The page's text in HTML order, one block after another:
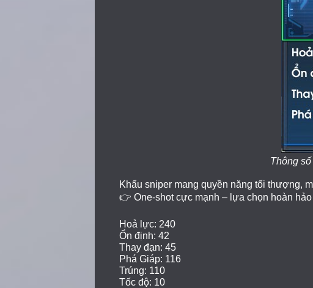
Thông
Khẩu sniper mang quyền năng tối thượng,
👉 One-shot cực mạnh – lựa chọn hoàn
Hoả lực: 240
Ổn định: 42
Thay đạn: 45
Phá Giáp: 116
Trúng: 110
Tốc độ: 10